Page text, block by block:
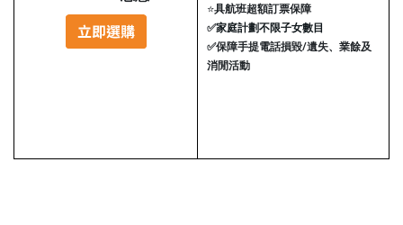
⭐具航班超額訂票保障
✅家庭計劃不限子女數目
✅保障手提電話損毀/遺失、業餘及
消閒活動